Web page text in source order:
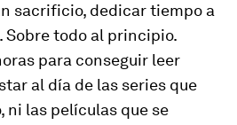
sacrificio, dedicar tiempo a
Sobre todo al principio.
para conseguir leer
al día de las series que
ni las películas que se